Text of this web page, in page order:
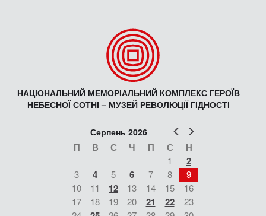
НАЦІОНАЛЬНИЙ МЕМОРІАЛЬНИЙ КОМПЛЕКС ГЕРОЇВ
НЕБЕСНОЇ СОТНІ – МУЗЕЙ РЕВОЛЮЦІЇ ГІДНОСТІ
Попер
Серпень 2026
П В С Ч П С Н
1 2
3 4 5 6 7 8
9
10
11 12 13 14 15
16
17
18 19 20 21 22
23